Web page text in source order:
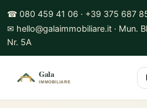
☎ 080 459 41 06 · +39 375 687
✉ hello@galaimmobiliare.it · Mun.
Nr. 5A